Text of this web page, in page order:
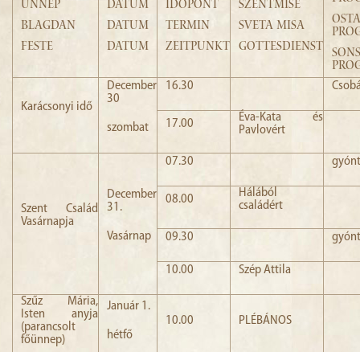
PFARREI
ÜNNEP
BLAGDAN
FESTE
DÁTUM
DATUM
DATUM
IDŐPONT
TERMIN
ZEITPUNKT
SZENTMISE
SVETA MISA
GOTTESDIENST
Karácsonyi idő
December
30
szombat
16.30
17.00
Éva-Kata és
Pavlovért
Szent Család
Vasárnapja
December
31.
Vasárnap
07.30
08.00
Hálából
családért
09.30
10.00 Szép Attila
Szűz Mária,
Isten anyja
(parancsolt
főünnep)
Január 1.
hétfő
10.00 PLÉBÁNOS